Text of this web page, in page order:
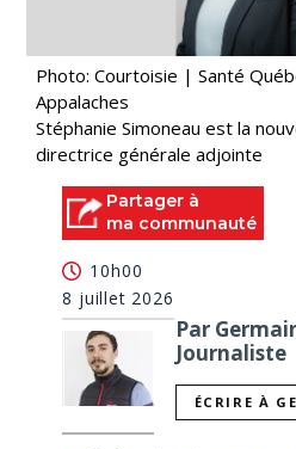
Photo: Courtoisie | Santé
Appalaches
Stéphanie Simoneau est la
directrice générale adjointe
Partager à
ma communauté
10h00
8 juillet 2026
Par
Journaliste
ÉCRIRE À